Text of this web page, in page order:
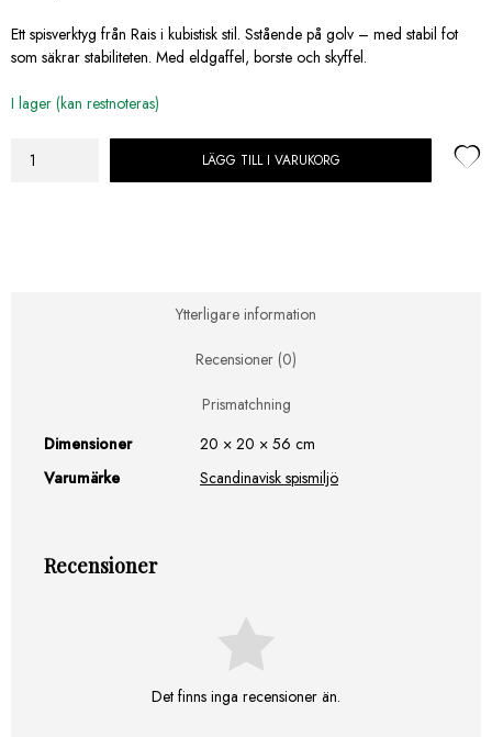
Ett spisverktyg från Rais i kubistisk stil. Sstående på golv – med stabil fot
som säkrar stabiliteten. Med eldgaffel, borste och skyffel.
I lager (kan restnoteras)
Rais
LÄGG TILL I VARUKORG
Ytterligare information
Recensioner (0)
Prismatchning
Dimensioner
20 × 20 × 56 cm
Varumärke
Scandinavisk spismiljö
Recensioner
Det finns inga recensioner än.